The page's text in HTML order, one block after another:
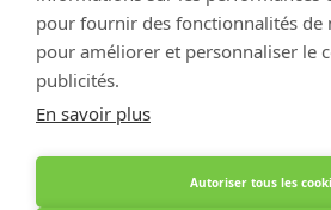
pour fournir des fonctionnalités de
pour améliorer et personnaliser le
publicités.
En savoir plus
Autoriser tous les
Optiphar Mol